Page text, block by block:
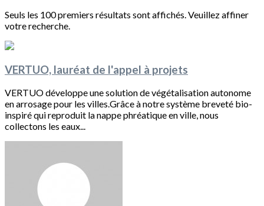
Seuls les 100 premiers résultats sont affichés. Veuillez affiner
votre recherche.
VERTUO, lauréat de l'appel à projets
VERTUO développe une solution de végétalisation autonome
en arrosage pour les villes.Grâce à notre système breveté bio-
inspiré qui reproduit la nappe phréatique en ville, nous
collectons les eaux...